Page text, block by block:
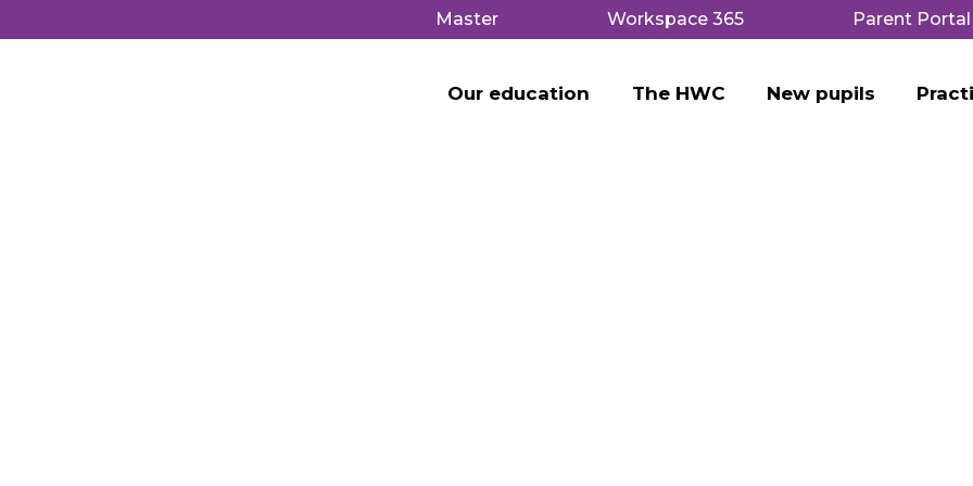
Master Workspace 365 Parent Portal
Our education The HWC New pupils